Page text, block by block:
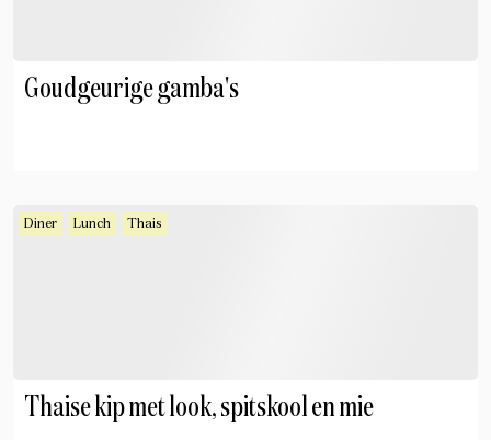
Goudgeurige gamba's
Diner Lunch Thais
Thaise kip met look, spitskool en mie